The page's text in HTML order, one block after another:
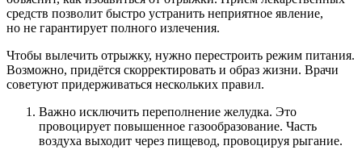
средств позволит быстро устранить неприятное явление,
но не гарантирует полного излечения.
Чтобы вылечить отрыжку, нужно перестроить режим питания.
Возможно, придётся скорректировать и образ жизни. Врачи
советуют придерживаться нескольких правил.
Важно исключить переполнение желудка. Это
провоцирует повышенное газообразование. Часть
воздуха выходит через пищевод, провоцируя рыгание.